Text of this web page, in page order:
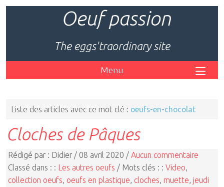
Oeuf passion
The eggs'traordinary site
Menu
Liste des articles avec ce mot clé : oeufs-en-chocolat
Cloches de Pâques
Rédigé par : Didier / 08 avril 2020 / Aucun commentaire
Classé dans : : Les autres oeufs / Mots clés : : Video
collection oeufs oeufs en plastique cloches muette jeudi